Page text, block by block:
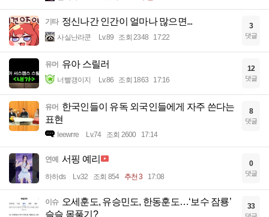
기타 정신나간 인간이 얼마나 많으면...
사실난라쿤 Lv.89 조회 2348 17:22
3
댓글
유머 유아 스릴러
너빨갱이지 Lv.86 조회 1863 17:16
12
댓글
유머 한국인들이 유독 외국인들에게 자주 쓴다는
표현
Ieewrre Lv.74 조회 2600 17:14
8
댓글
연예 서핑 예리
하하ds Lv.32 조회 854 추천 3 17:08
0
댓글
이슈 오세훈도, 유승민도, 한동훈도…‘보수 잠룡’
슬슬 몸풀기?
33
댓글